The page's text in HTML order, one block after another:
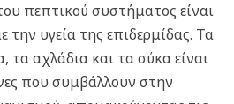
πεπτικού συστήματος είναι
την υγεία της επιδερμίδας. Τα
αχλάδια και τα σύκα είναι
που συμβάλλουν στην